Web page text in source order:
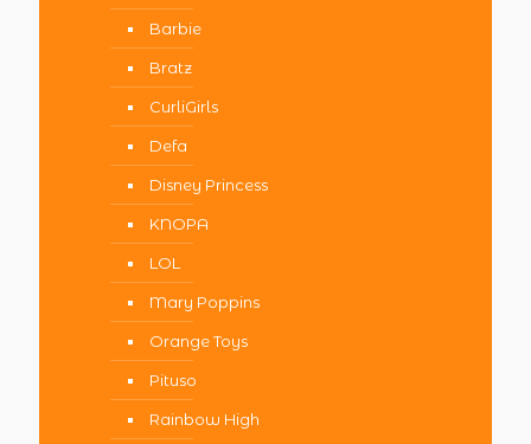
Barbie
Bratz
CurliGirls
Defa
Disney Princess
KNOPA
LOL
Mary Poppins
Orange Toys
Pituso
Rainbow High